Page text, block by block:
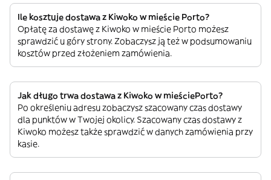
Ile kosztuje dostawa z Kiwoko w mieście Porto?
Opłatę za dostawę z Kiwoko w mieście Porto możesz
sprawdzić u góry strony. Zobaczysz ją też w podsumowaniu
kosztów przed złożeniem zamówienia.
Jak długo trwa dostawa z Kiwoko w mieściePorto?
Po określeniu adresu zobaczysz szacowany czas dostawy
dla punktów w Twojej okolicy. Szacowany czas dostawy z
Kiwoko możesz także sprawdzić w danych zamówienia przy
kasie.